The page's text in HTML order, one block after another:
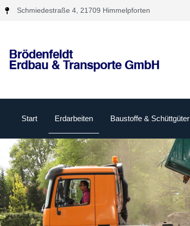
Schmiedestraße 4, 21709 Himmelpforten
Start Erdarbeiten Baustoffe & Schüttgüter